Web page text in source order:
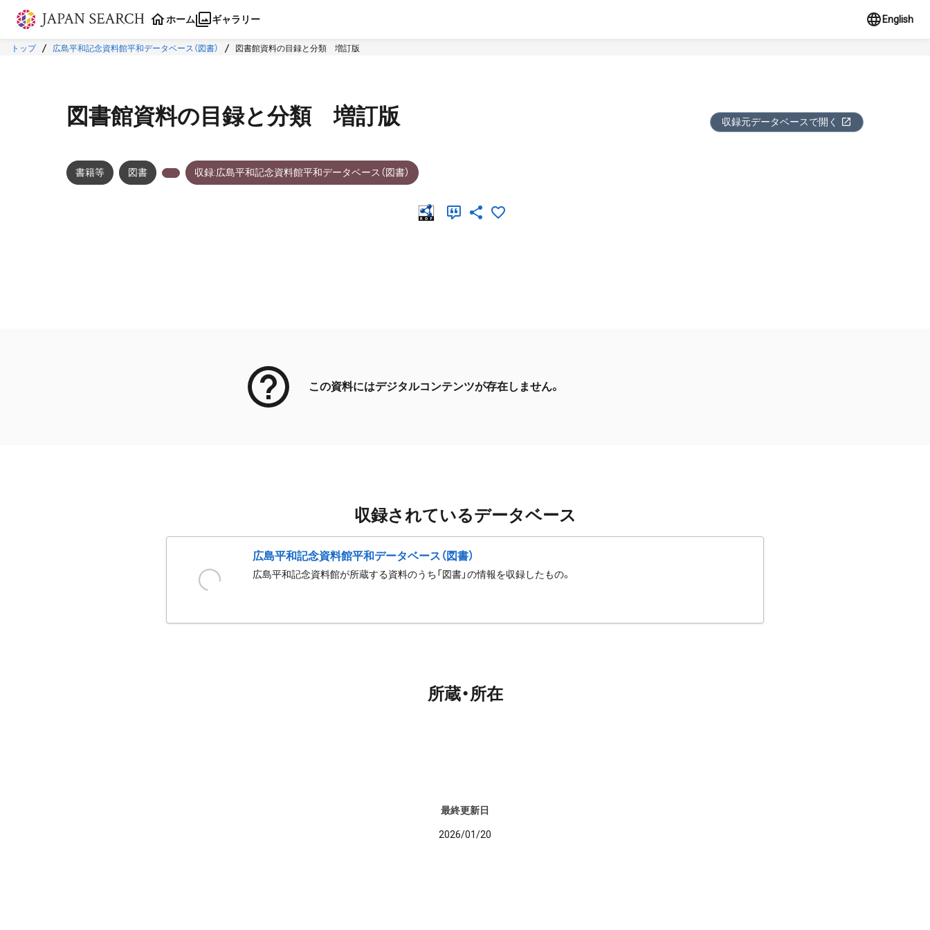
本文に飛ぶ
ホーム ギャラリー English
トップ 広島平和記念資料館平和データベース（図書） 図書館資料の目録と分類 増訂版
図書館資料の目録と分類 増訂版 収録元データベースで開く
書籍等 図書 収録:広島平和記念資料館平和データベース（図書）
この資料にはデジタルコンテンツが存在しません。
収録されているデータベース
広島平和記念資料館平和データベース（図書）
広島平和記念資料館が所蔵する資料のうち「図書」の情報を収録したもの。
所蔵・所在
最終更新日
2026/01/20